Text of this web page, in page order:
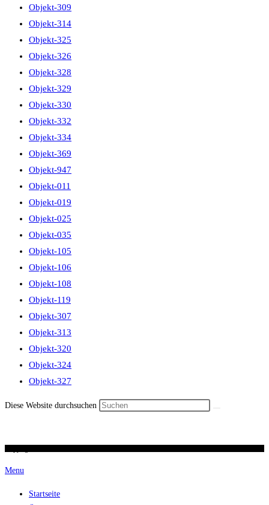
Objekt-309
Objekt-314
Objekt-325
Objekt-326
Objekt-328
Objekt-329
Objekt-330
Objekt-332
Objekt-334
Objekt-369
Objekt-947
Objekt-011
Objekt-019
Objekt-025
Objekt-035
Objekt-105
Objekt-106
Objekt-108
Objekt-119
Objekt-307
Objekt-313
Objekt-320
Objekt-324
Objekt-327
Diese Website durchsuchen
Menu
Startseite